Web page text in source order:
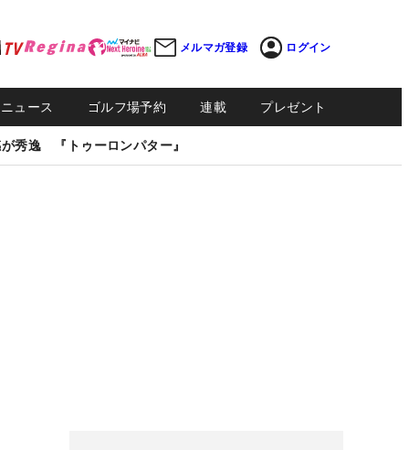
メルマガ登録 ログイン
ュース ゴルフ場予約 連載 プレゼント
秀逸 『トゥーロンパター』